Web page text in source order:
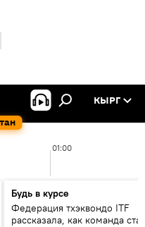
КЫРГ
01:00
Будь в курсе
Федерация тхэквондо ITF
рассказала, как команда